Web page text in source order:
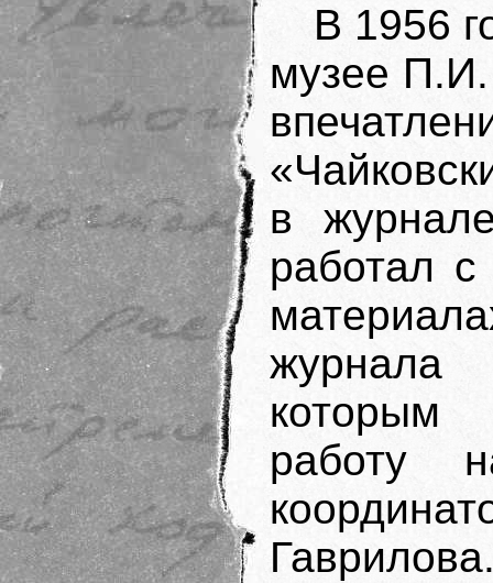
В 1956
музее П.И.
в
работал
которым
работу